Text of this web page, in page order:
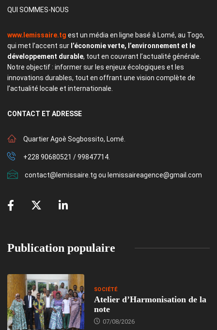
QUI SOMMES-NOUS
www.lemissaire.tg est un média en ligne basé à Lomé, au Togo,
qui met l’accent sur l’économie verte, l’environnement et le
développement durable, tout en couvrant l’actualité générale.
Notre objectif : informer sur les enjeux écologiques et les
innovations durables, tout en offrant une vision complète de
l’actualité locale et internationale.
CONTACT ET ADRESSE
Quartier Agoè Sogbossito, Lomé.
+228 90680521 / 99847714.
contact@lemissaire.tg ou lemissaireagence@gmail.com
Publication populaire
SOCIÉTÉ
Atelier d’Harmonisation de la
note
07/08/2026